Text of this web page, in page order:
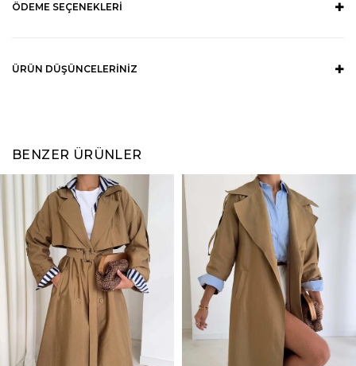
ÖDEME SEÇENEKLERI
ÜRÜN DÜŞÜNCELERINIZ
BENZER ÜRÜNLER